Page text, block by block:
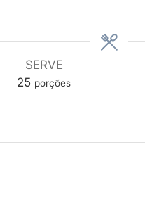
SERVE
25 porções